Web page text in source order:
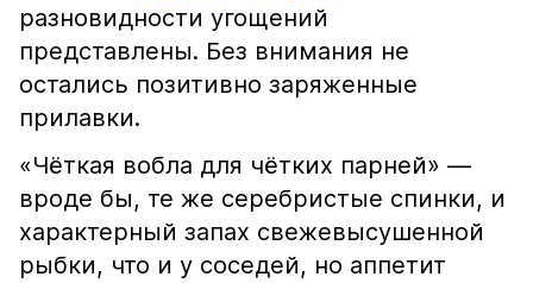
разновидности угощений
представлены. Без внимания не
остались позитивно заряженные
прилавки.
«Чёткая вобла для чётких парней» —
вроде бы, те же серебристые спинки, и
характерный запах свежевысушенной
рыбки, что и у соседей, но аппетит